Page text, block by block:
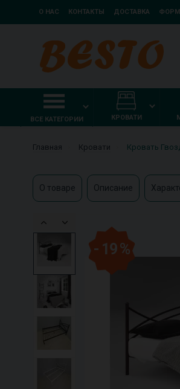
О НАС КОНТАКТЫ ДОСТАВКА
ВСЕ КАТЕГОРИИ КРОВАТИ
Главная Кровати Кровать
О товаре Описание
- 19 %